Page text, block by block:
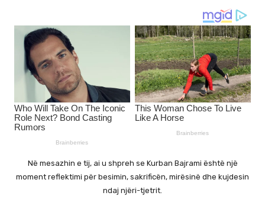
Në mesazhin e tij, ai u shpreh se Kurban Bajrami është një
moment reflektimi për besimin, sakrificën, mirësinë dhe kujdesin
ndaj njëri-tjetrit.